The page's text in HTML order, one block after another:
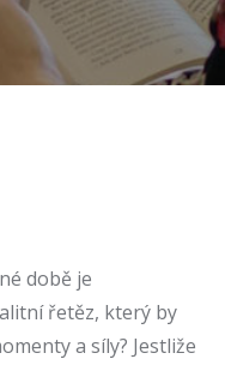
době je
řetěz, který by
a síly? Jestliže